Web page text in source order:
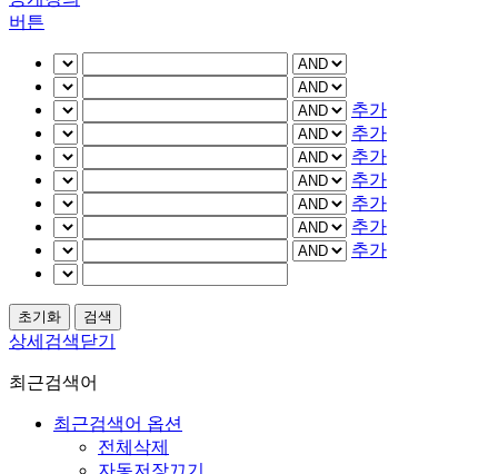
버튼
추가
추가
추가
추가
추가
추가
추가
상세검색닫기
최근검색어
최근검색어 옵션
전체삭제
자동저장끄기